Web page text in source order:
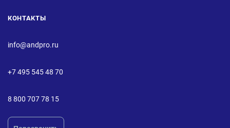
КОНТАКТЫ
info@andpro.ru
+7 495 545 48 70
8 800 707 78 15